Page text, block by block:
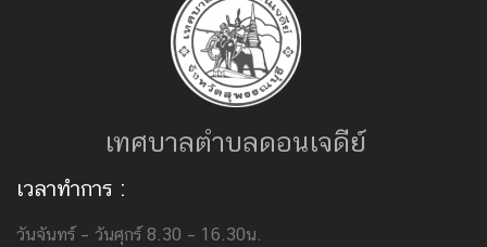
เทศบาลตำบลดอนเจดีย์
เวลาทำการ :
วันจันทร์ – วันศุกร์ 8.30 – 16.30น.